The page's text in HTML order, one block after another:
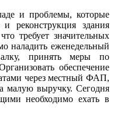
и проблемы, которые
реконструкция здания
требует значительных
наладить еженедельный
принять меры по
обеспечение
через местный ФАП,
малую выручку. Сегодня
необходимо ехать в